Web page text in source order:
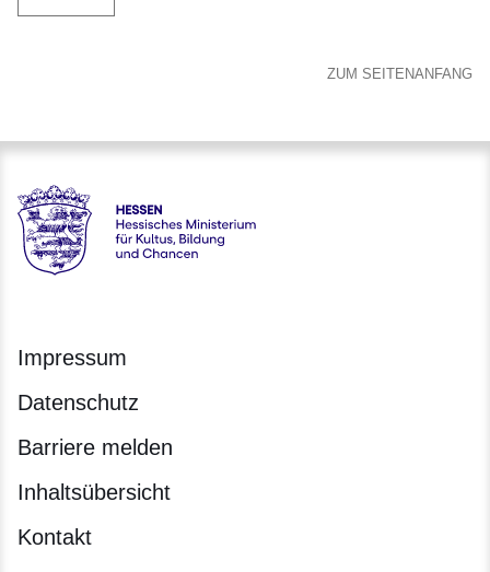
ZUM SEITENANFANG
Hessen - Hessisches Ministerium für Kultus, Bildung und
Impressum
Datenschutz
Barriere melden
Inhaltsübersicht
Kontakt